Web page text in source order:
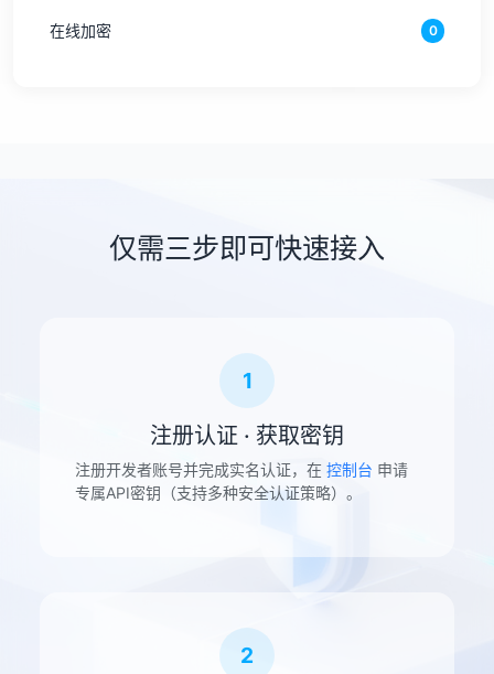
在线加密 0
仅需三步即可快速接入
1
注册认证 · 获取密钥
注册开发者账号并完成实名认证，在 控制台 申请
专属API密钥（支持多种安全认证策略）。
2